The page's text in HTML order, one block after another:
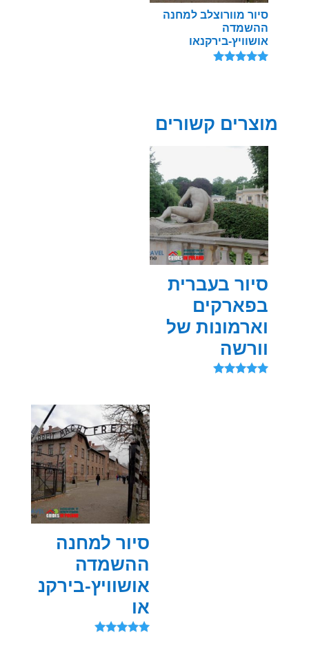
סיור מוורוצלב למחנה
ההשמדה
אושוויץ-בירקנאו
מוצרים קשורים
סיור בעברית
בפארקים
וארמונות של
וורשה
סיור למחנה
ההשמדה
אושוויץ-בירקנ
או